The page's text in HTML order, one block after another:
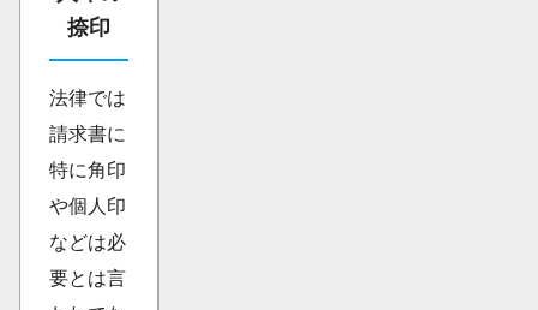
捺印
法律では
請求書に
特に角印
や個人印
などは必
要とは言